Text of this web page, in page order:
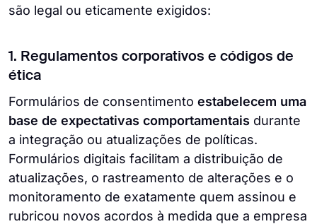
são legal ou eticamente exigidos:
1. Regulamentos corporativos e códigos de
ética
Formulários de consentimento estabelecem uma
base de expectativas comportamentais durante
a integração ou atualizações de políticas.
Formulários digitais facilitam a distribuição de
atualizações, o rastreamento de alterações e o
monitoramento de exatamente quem assinou e
rubricou novos acordos à medida que a empresa